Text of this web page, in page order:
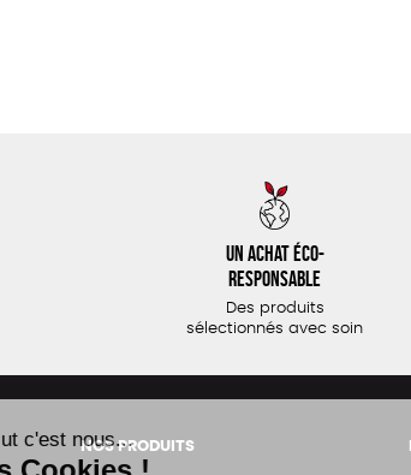
Un achat éco-
responsable
Des produits
sélectionnés avec soin
NOS PRODUITS